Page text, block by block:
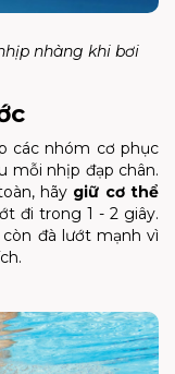
nhàng khi bơi
các nhóm cơ phục
mỗi nhịp đạp chân.
hãy giữ cơ thể
đi trong 1 - 2 giây.
đà lướt mạnh vì